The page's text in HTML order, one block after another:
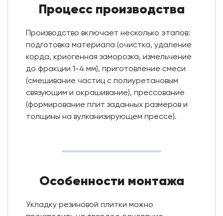
Процесс производства
Производство включает несколько этапов:
подготовка материала (очистка, удаление
корда, криогенная заморозка, измельчение
до фракции 1-4 мм), приготовление смеси
(смешивание частиц с полиуретановым
связующим и окрашивание), прессование
(формирование плит заданных размеров и
толщины на вулканизирующем прессе).
Особенности монтажа
Укладку резиновой плитки можно